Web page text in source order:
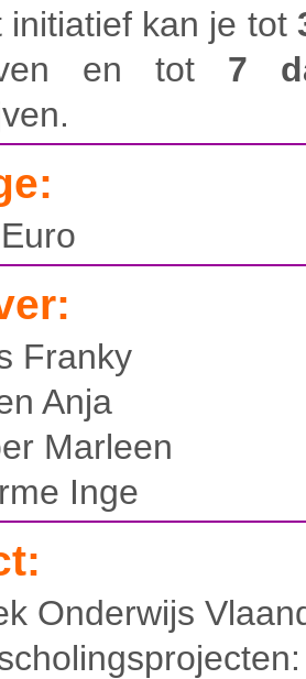
initiatief kan je tot
en tot 7
Franky
Anja
Marleen
Inge
Onderwijs